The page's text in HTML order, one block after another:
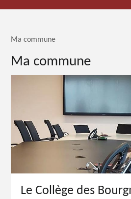
Ma commune
Ma commune
Le Collège des